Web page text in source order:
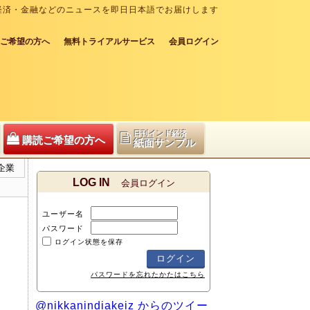
・金融などのニュースを即日日本語でお届けします
希望の方へ 無料トライアルサービス 会員ログイン
購読ご希望の方へ
日刊インド経済
紙面サンプル
業
LOG IN 会員ログイン
ユーザー名
パスワード
ログイン状態を保存
パスワードを忘れたかたはこちら
@nikkanindiakeiz からのツイー